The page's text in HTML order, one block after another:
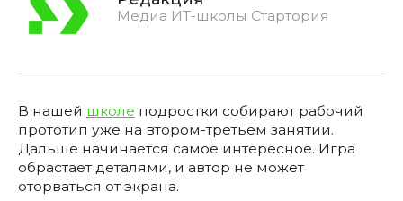
Медиа ИТ-школы Стартория
В нашей школе подростки собирают рабочий
прототип уже на втором-третьем занятии.
Дальше начинается самое интересное. Игра
обрастает деталями, и автор не может
оторваться от экрана.